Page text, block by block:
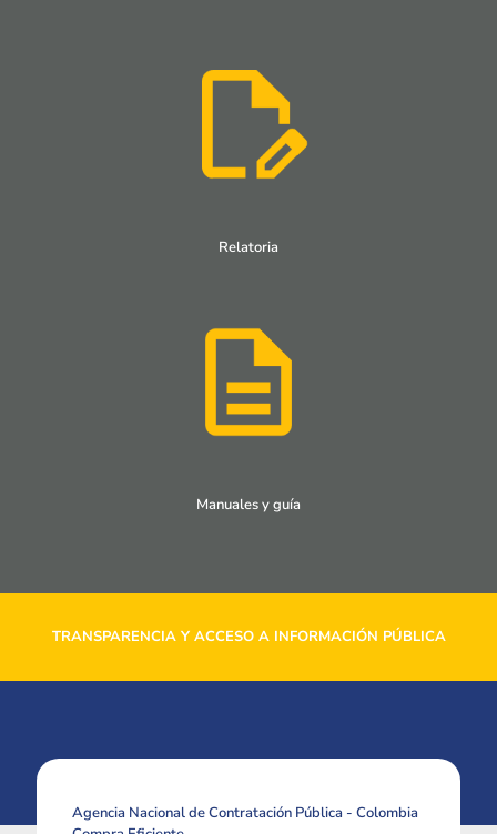
Relatoria
Manuales y guía
TRANSPARENCIA Y ACCESO A INFORMACIÓN PÚBLICA
Agencia Nacional de Contratación Pública - Colombia